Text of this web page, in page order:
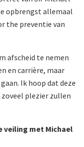
opbrengst allemaal
the preventie van
afscheid te nemen
en carrière, maar
Ik hoop dat deze
zoveel plezier zullen
veiling met Michael